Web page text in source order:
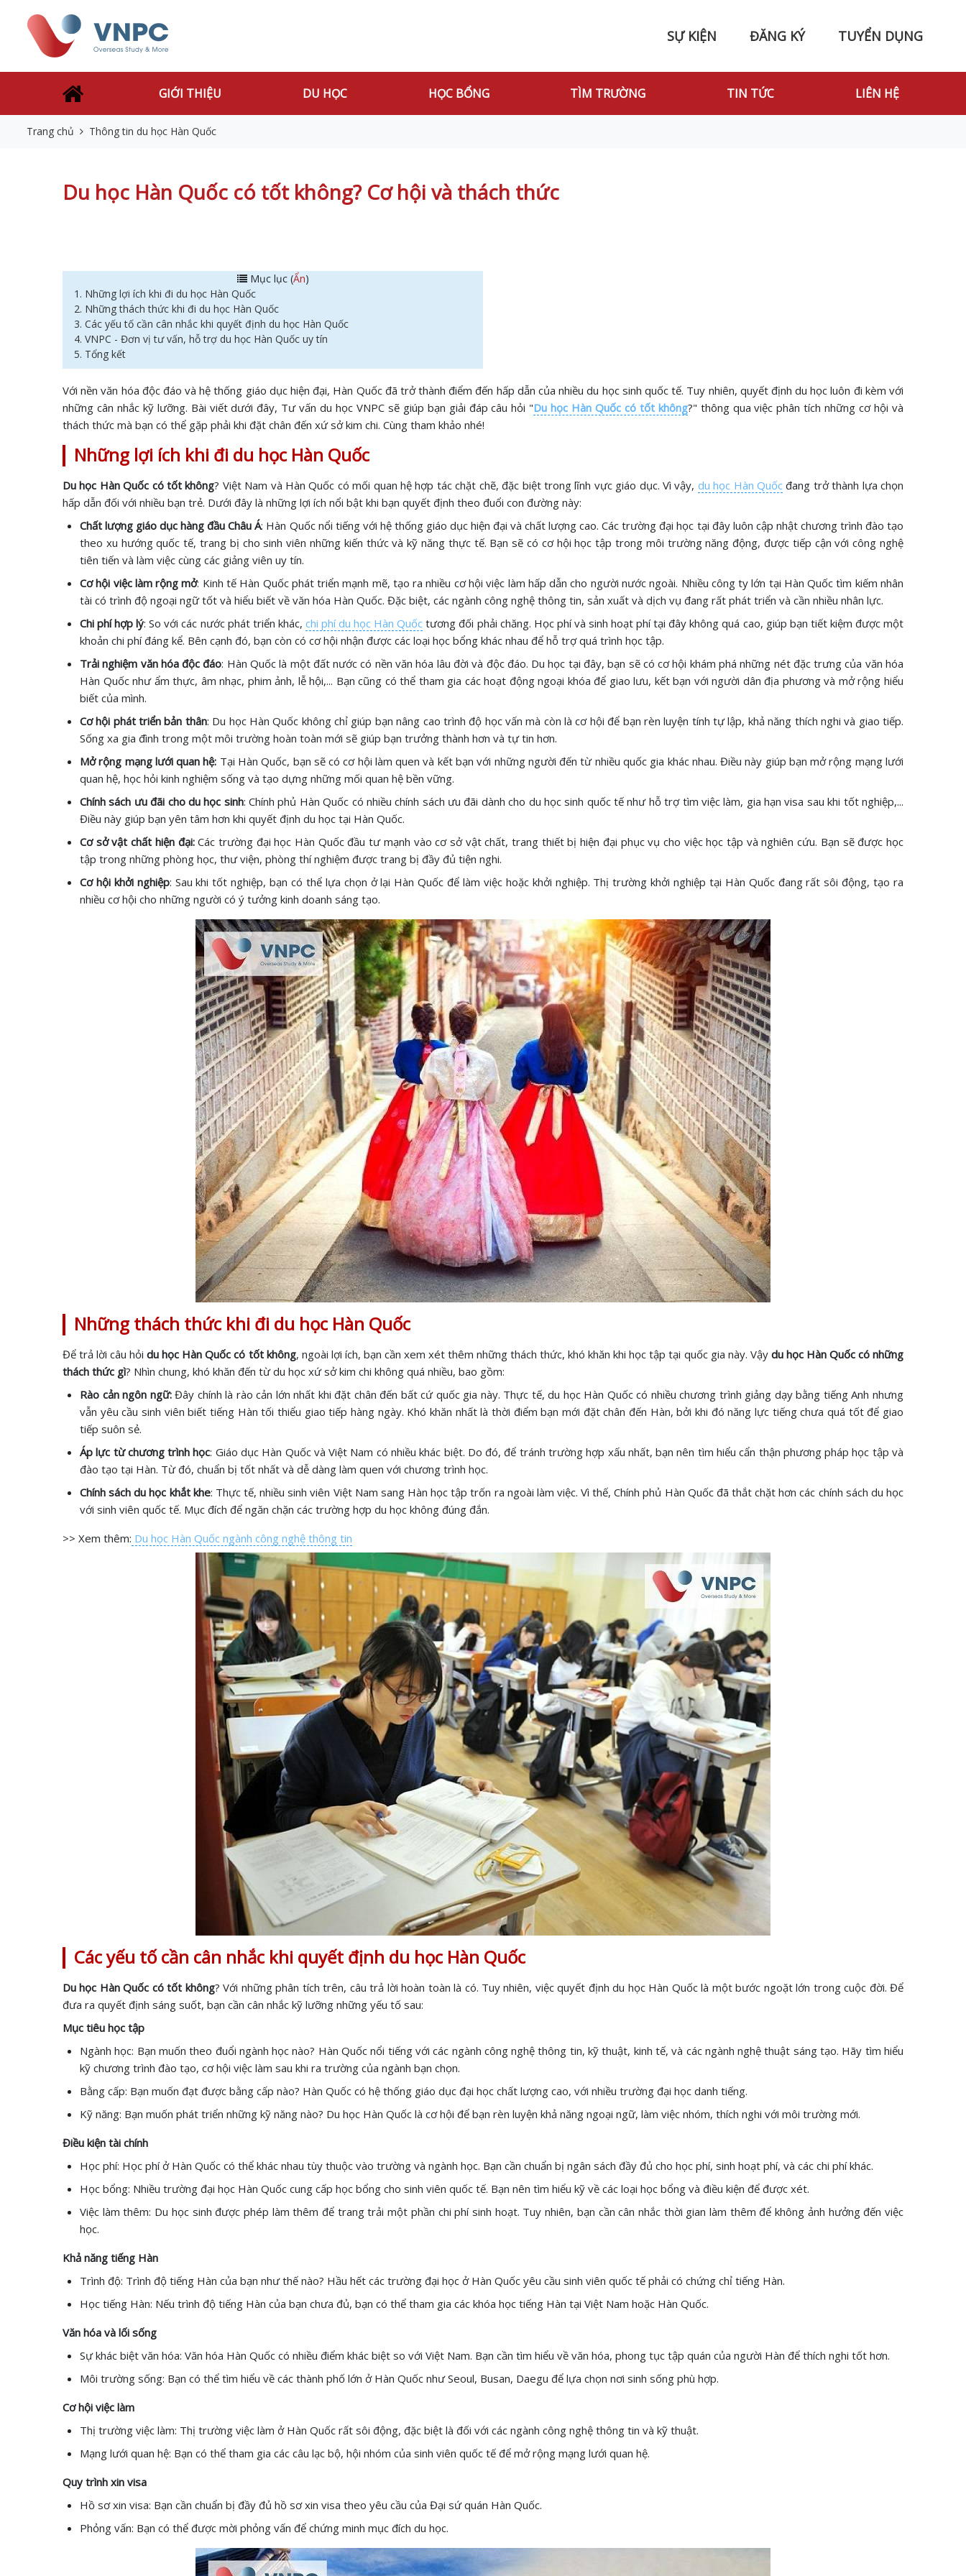
SỰ KIỆN ĐĂNG KÝ TUYỂN DỤNG
GIỚI THIỆU DU HỌC HỌC BỔNG TÌM TRƯỜNG TIN TỨC LIÊN HỆ
Trang chủ Thông tin du học Hàn Quốc
Du học Hàn Quốc có tốt không? Cơ hội và thách thức
Mục lục (Ẩn)
1. Những lợi ích khi đi du học Hàn Quốc
2. Những thách thức khi đi du học Hàn Quốc
3. Các yếu tố cần cân nhắc khi quyết định du học Hàn Quốc
4. VNPC - Đơn vị tư vấn, hỗ trợ du học Hàn Quốc uy tín
5. Tổng kết
Với nền văn hóa độc đáo và hệ thống giáo dục hiện đại, Hàn Quốc đã trở thành điểm đến hấp dẫn của nhiều du học sinh quốc tế. Tuy nhiên, quyết định du học luôn đi kèm với
những cân nhắc kỹ lưỡng. Bài viết dưới đây, Tư vấn du học VNPC sẽ giúp bạn giải đáp câu hỏi "Du học Hàn Quốc có tốt không?" thông qua việc phân tích những cơ hội và
thách thức mà bạn có thể gặp phải khi đặt chân đến xứ sở kim chi. Cùng tham khảo nhé!
Những lợi ích khi đi du học Hàn Quốc
Du học Hàn Quốc có tốt không? Việt Nam và Hàn Quốc có mối quan hệ hợp tác chặt chẽ, đặc biệt trong lĩnh vực giáo dục. Vì vậy, du học Hàn Quốcđang trở thành lựa chọn
hấp dẫn đối với nhiều bạn trẻ. Dưới đây là những lợi ích nổi bật khi bạn quyết định theo đuổi con đường này:
Chất lượng giáo dục hàng đầu Châu Á: Hàn Quốc nổi tiếng với hệ thống giáo dục hiện đại và chất lượng cao. Các trường đại học tại đây luôn cập nhật chương trình đào tạo
theo xu hướng quốc tế, trang bị cho sinh viên những kiến thức và kỹ năng thực tế. Bạn sẽ có cơ hội học tập trong môi trường năng động, được tiếp cận với công nghệ
tiên tiến và làm việc cùng các giảng viên uy tín.
Cơ hội việc làm rộng mở: Kinh tế Hàn Quốc phát triển mạnh mẽ, tạo ra nhiều cơ hội việc làm hấp dẫn cho người nước ngoài. Nhiều công ty lớn tại Hàn Quốc tìm kiếm nhân
tài có trình độ ngoại ngữ tốt và hiểu biết về văn hóa Hàn Quốc. Đặc biệt, các ngành công nghệ thông tin, sản xuất và dịch vụ đang rất phát triển và cần nhiều nhân lực.
Chi phí hợp lý: So với các nước phát triển khác, chi phí du học Hàn Quốc tương đối phải chăng. Học phí và sinh hoạt phí tại đây không quá cao, giúp bạn tiết kiệm được một
khoản chi phí đáng kể. Bên cạnh đó, bạn còn có cơ hội nhận được các loại học bổng khác nhau để hỗ trợ quá trình học tập.
Trải nghiệm văn hóa độc đáo: Hàn Quốc là một đất nước có nền văn hóa lâu đời và độc đáo. Du học tại đây, bạn sẽ có cơ hội khám phá những nét đặc trưng của văn hóa
Hàn Quốc như ẩm thực, âm nhạc, phim ảnh, lễ hội,... Bạn cũng có thể tham gia các hoạt động ngoại khóa để giao lưu, kết bạn với người dân địa phương và mở rộng hiểu
biết của mình.
Cơ hội phát triển bản thân: Du học Hàn Quốc không chỉ giúp bạn nâng cao trình độ học vấn mà còn là cơ hội để bạn rèn luyện tính tự lập, khả năng thích nghi và giao tiếp.
Sống xa gia đình trong một môi trường hoàn toàn mới sẽ giúp bạn trưởng thành hơn và tự tin hơn.
Mở rộng mạng lưới quan hệ: Tại Hàn Quốc, bạn sẽ có cơ hội làm quen và kết bạn với những người đến từ nhiều quốc gia khác nhau. Điều này giúp bạn mở rộng mạng lưới
quan hệ, học hỏi kinh nghiệm sống và tạo dựng những mối quan hệ bền vững.
Chính sách ưu đãi cho du học sinh: Chính phủ Hàn Quốc có nhiều chính sách ưu đãi dành cho du học sinh quốc tế như hỗ trợ tìm việc làm, gia hạn visa sau khi tốt nghiệp,...
Điều này giúp bạn yên tâm hơn khi quyết định du học tại Hàn Quốc.
Cơ sở vật chất hiện đại:Các trường đại học Hàn Quốc đầu tư mạnh vào cơ sở vật chất, trang thiết bị hiện đại phục vụ cho việc học tập và nghiên cứu. Bạn sẽ được học
tập trong những phòng học, thư viện, phòng thí nghiệm được trang bị đầy đủ tiện nghi.
Cơ hội khởi nghiệp: Sau khi tốt nghiệp, bạn có thể lựa chọn ở lại Hàn Quốc để làm việc hoặc khởi nghiệp. Thị trường khởi nghiệp tại Hàn Quốc đang rất sôi động, tạo ra
nhiều cơ hội cho những người có ý tưởng kinh doanh sáng tạo.
Những thách thức khi đi du học Hàn Quốc
Để trả lời câu hỏidu học Hàn Quốc có tốt không, ngoài lợi ích, bạn cần xem xét thêm những thách thức, khó khăn khi học tập tại quốc gia này. Vậydu học Hàn Quốc có những
thách thức gì? Nhìn chung, khó khăn đến từ du học xứ sở kim chi không quá nhiều, bao gồm:
Rào cản ngôn ngữ:Đây chính là rào cản lớn nhất khi đặt chân đến bất cứ quốc gia này. Thực tế, du học Hàn Quốc có nhiều chương trình giảng dạy bằng tiếng Anh nhưng
vẫn yêu cầu sinh viên biết tiếng Hàn tối thiểu giao tiếp hàng ngày. Khó khăn nhất là thời điểm bạn mới đặt chân đến Hàn, bởi khi đó năng lực tiếng chưa quá tốt để giao
tiếp suôn sẻ.
Áp lực từ chương trình học: Giáo dục Hàn Quốc và Việt Nam có nhiều khác biệt. Do đó, để tránh trường hợp xấu nhất, bạn nên tìm hiểu cẩn thận phương pháp học tập và
đào tạo tại Hàn. Từ đó, chuẩn bị tốt nhất và dễ dàng làm quen với chương trình học.
Chính sách du học khắt khe: Thực tế, nhiều sinh viên Việt Nam sang Hàn học tập trốn ra ngoài làm việc. Vì thế, Chính phủ Hàn Quốc đã thắt chặt hơn các chính sách du học
với sinh viên quốc tế. Mục đích để ngăn chặn các trường hợp du học không đúng đắn.
>> Xem thêm: Du học Hàn Quốc ngành công nghệ thông tin
Các yếu tố cần cân nhắc khi quyết định du học Hàn Quốc
Du học Hàn Quốc có tốt không? Với những phân tích trên, câu trả lời hoàn toàn là có. Tuy nhiên, việc quyết định du học Hàn Quốc là một bước ngoặt lớn trong cuộc đời. Để
đưa ra quyết định sáng suốt, bạn cần cân nhắc kỹ lưỡng những yếu tố sau:
Mục tiêu học tập
Ngành học: Bạn muốn theo đuổi ngành học nào? Hàn Quốc nổi tiếng với các ngành công nghệ thông tin, kỹ thuật, kinh tế, và các ngành nghệ thuật sáng tạo. Hãy tìm hiểu
kỹ chương trình đào tạo, cơ hội việc làm sau khi ra trường của ngành bạn chọn.
Bằng cấp: Bạn muốn đạt được bằng cấp nào? Hàn Quốc có hệ thống giáo dục đại học chất lượng cao, với nhiều trường đại học danh tiếng.
Kỹ năng: Bạn muốn phát triển những kỹ năng nào? Du học Hàn Quốc là cơ hội để bạn rèn luyện khả năng ngoại ngữ, làm việc nhóm, thích nghi với môi trường mới.
Điều kiện tài chính
Học phí: Học phí ở Hàn Quốc có thể khác nhau tùy thuộc vào trường và ngành học. Bạn cần chuẩn bị ngân sách đầy đủ cho học phí, sinh hoạt phí, và các chi phí khác.
Học bổng: Nhiều trường đại học Hàn Quốc cung cấp học bổng cho sinh viên quốc tế. Bạn nên tìm hiểu kỹ về các loại học bổng và điều kiện để được xét.
Việc làm thêm: Du học sinh được phép làm thêm để trang trải một phần chi phí sinh hoạt. Tuy nhiên, bạn cần cân nhắc thời gian làm thêm để không ảnh hưởng đến việc
học.
Khả năng tiếng Hàn
Trình độ: Trình độ tiếng Hàn của bạn như thế nào? Hầu hết các trường đại học ở Hàn Quốc yêu cầu sinh viên quốc tế phải có chứng chỉ tiếng Hàn.
Học tiếng Hàn: Nếu trình độ tiếng Hàn của bạn chưa đủ, bạn có thể tham gia các khóa học tiếng Hàn tại Việt Nam hoặc Hàn Quốc.
Văn hóa và lối sống
Sự khác biệt văn hóa: Văn hóa Hàn Quốc có nhiều điểm khác biệt so với Việt Nam. Bạn cần tìm hiểu về văn hóa, phong tục tập quán của người Hàn để thích nghi tốt hơn.
Môi trường sống: Bạn có thể tìm hiểu về các thành phố lớn ở Hàn Quốc như Seoul, Busan, Daegu để lựa chọn nơi sinh sống phù hợp.
Cơ hội việc làm
Thị trường việc làm: Thị trường việc làm ở Hàn Quốc rất sôi động, đặc biệt là đối với các ngành công nghệ thông tin và kỹ thuật.
Mạng lưới quan hệ: Bạn có thể tham gia các câu lạc bộ, hội nhóm của sinh viên quốc tế để mở rộng mạng lưới quan hệ.
Quy trình xin visa
Hồ sơ xin visa: Bạn cần chuẩn bị đầy đủ hồ sơ xin visa theo yêu cầu của Đại sứ quán Hàn Quốc.
Phỏng vấn: Bạn có thể được mời phỏng vấn để chứng minh mục đích du học.